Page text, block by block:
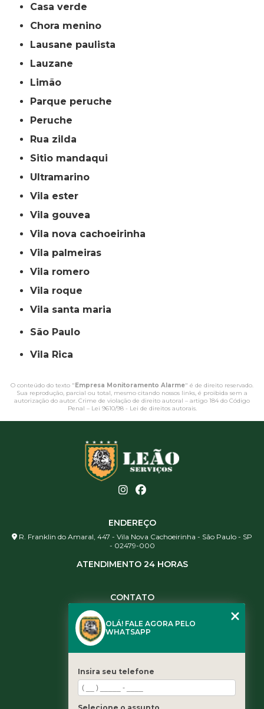
casa verde
chora menino
lausane paulista
lauzane
limão
parque peruche
peruche
rua zilda
sitio mandaqui
ultramarino
vila ester
vila gouvea
vila nova cachoeirinha
vila palmeiras
vila romero
vila roque
vila santa maria
São Paulo
Vila Rica
O conteúdo do texto "Empresa Monitoramento Alarme" é de direito reservado.
Sua reprodução, parcial ou total, mesmo citando nossos links, é proibida sem a
autorização do autor. Crime de violação de direito autoral – artigo 184 do Código
Penal – Lei 9610/98 - Lei de direitos autorais.
ENDEREÇO
R. Franklin do Amaral, 447 - Vila Nova Cachoeirinha - São Paulo - SP
- 02479-000
ATENDIMENTO 24 HORAS
CONTATO
(11) 3461-5871
contato@leaoservicos.com.br
Home
OLÁ! FALE AGORA PELO
WHATSAPP
Insira seu telefone